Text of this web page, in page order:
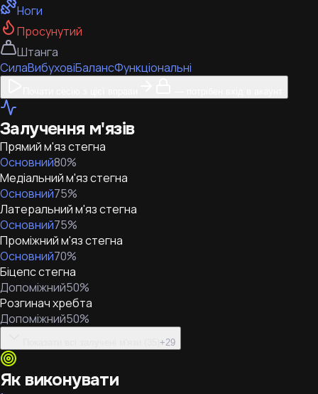
Ноги
Просунутий
Штанга
СилаВибуховіБалансФункціональні
Залучення м'язів
Прямий м'яз стегна
Основний80%
Медіальний м'яз стегна
Основний75%
Латеральний м'яз стегна
Основний75%
Проміжний м'яз стегна
Основний70%
Біцепс стегна
Допоміжний50%
Розгинач хребта
Допоміжний50%
+29
Як виконувати